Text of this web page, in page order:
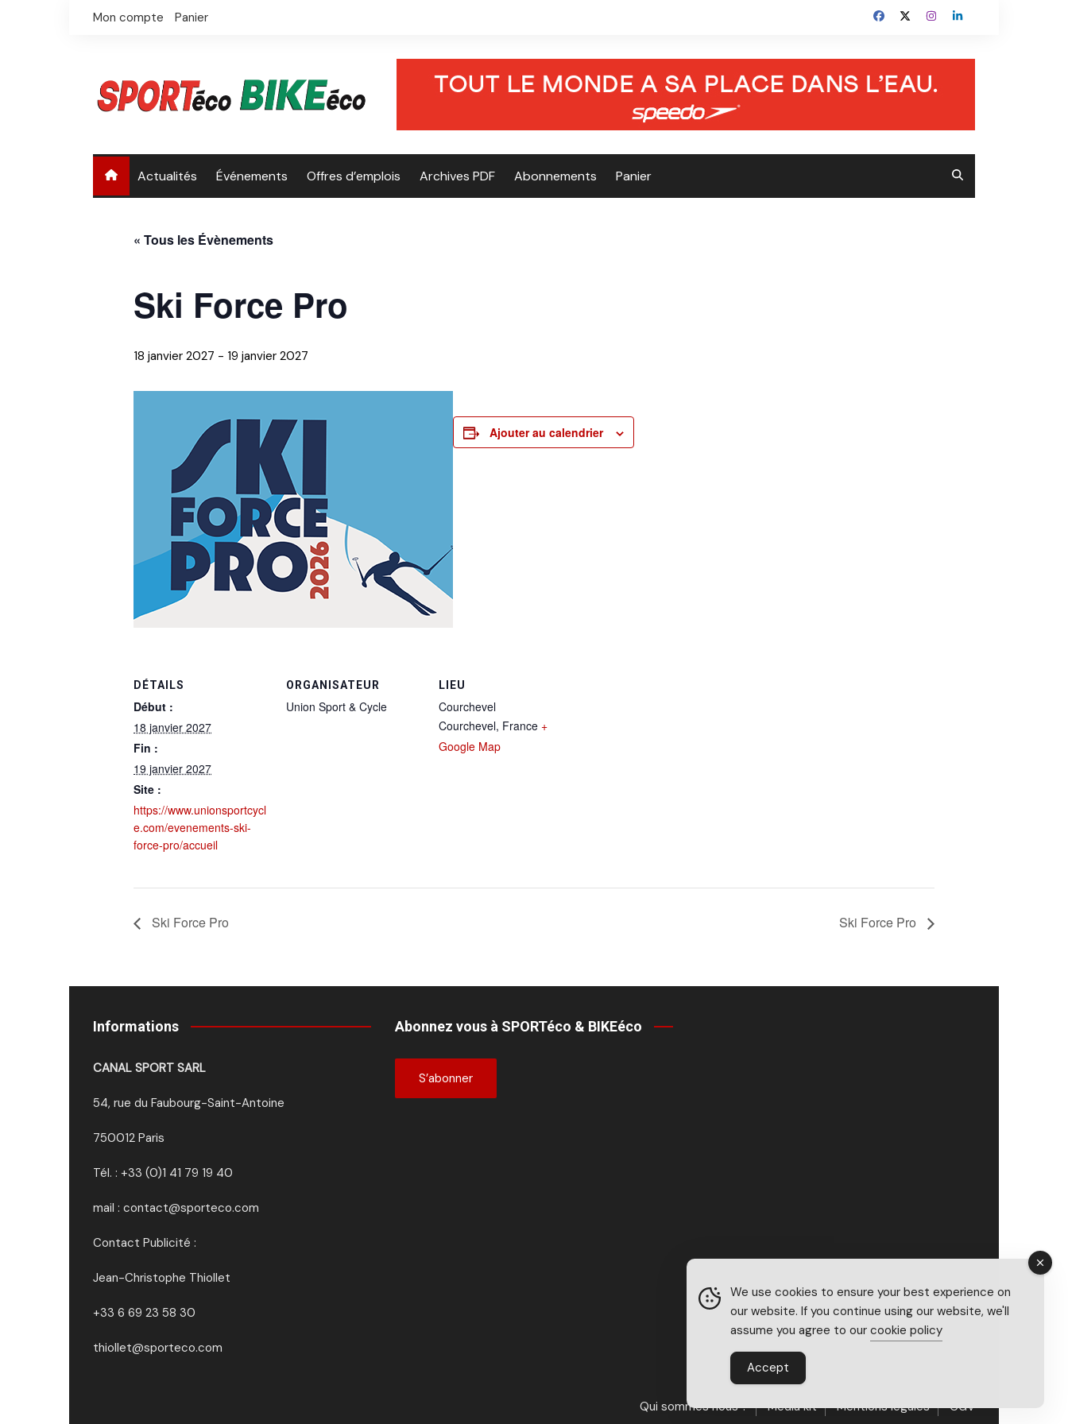
Mon compte Panier
Actualités Événements Offres d’emplois Archives PDF Abonnements Panier
« Tous les Évènements
Ski Force Pro
18 janvier 2027 - 19 janvier 2027
Ajouter au calendrier
DÉTAILS
Début :
18 janvier 2027
Fin :
19 janvier 2027
Site :
https://www.unionsportcycl
e.com/evenements-ski-
force-pro/accueil
ORGANISATEUR
Union Sport & Cycle
LIEU
Courchevel
Courchevel, France +
Google Map
Ski Force Pro Ski Force Pro
Informations
CANAL SPORT SARL
54, rue du Faubourg-Saint-Antoine
750012 Paris
Tél. : +33 (0)1 41 79 19 40
mail : contact@sporteco.com
Contact Publicité :
Jean-Christophe Thiollet
+33 6 69 23 58 30
thiollet@sporteco.com
Abonnez vous à SPORTéco & BIKEéco
S’abonner
Qui sommes nous ? Média kit Mentions légales CGV
We use cookies to ensure your best experience on
our website. If you continue using our website, we'll
assume you agree to our cookie policy
Accept